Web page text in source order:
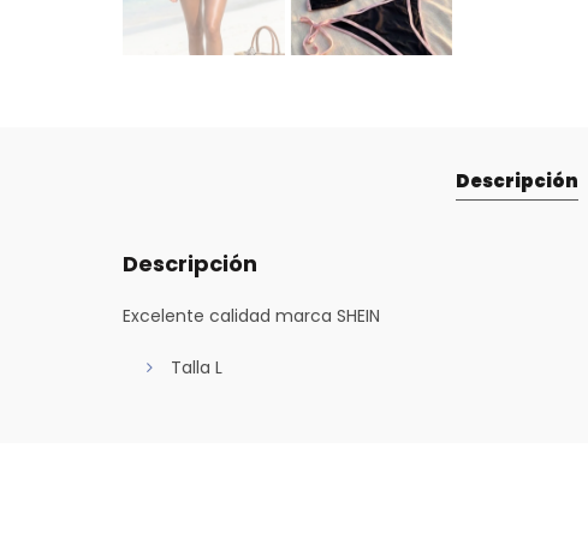
Descripción
Descripción
Excelente calidad marca SHEIN
Talla L